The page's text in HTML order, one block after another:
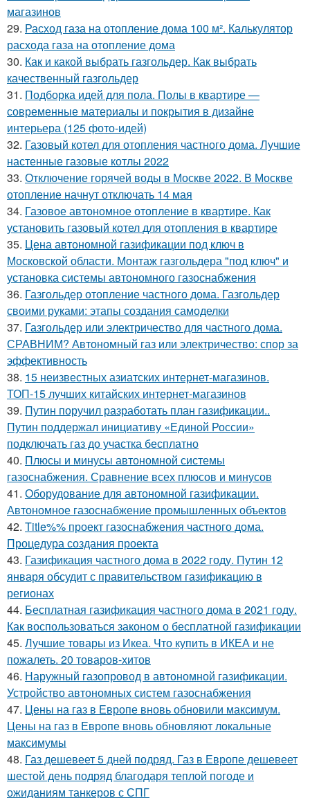
магазинов
29. Расход газа на отопление дома 100 м². Калькулятор
расхода газа на отопление дома
30. Как и какой выбрать газгольдер. Как выбрать
качественный газгольдер
31. Подборка идей для пола. Полы в квартире —
современные материалы и покрытия в дизайне
интерьера (125 фото-идей)
32. Газовый котел для отопления частного дома. Лучшие
настенные газовые котлы 2022
33. Отключение горячей воды в Москве 2022. В Москве
отопление начнут отключать 14 мая
34. Газовое автономное отопление в квартире. Как
установить газовый котел для отопления в квартире
35. Цена автономной газификации под ключ в
Московской области. Монтаж газгольдера "под ключ" и
установка системы автономного газоснабжения
36. Газгольдер отопление частного дома. Газгольдер
своими руками: этапы создания самоделки
37. Газгольдер или электричество для частного дома.
СРАВНИМ? Автономный газ или электричество: спор за
эффективность
38. 15 неизвестных азиатских интернет-магазинов.
ТОП-15 лучших китайских интернет-магазинов
39. Путин поручил разработать план газификации..
Путин поддержал инициативу «Единой России»
подключать газ до участка бесплатно
40. Плюсы и минусы автономной системы
газоснабжения. Сравнение всех плюсов и минусов
41. Оборудование для автономной газификации.
Автономное газоснабжение промышленных объектов
42. Title%% проект газоснабжения частного дома.
Процедура создания проекта
43. Газификация частного дома в 2022 году. Путин 12
января обсудит с правительством газификацию в
регионах
44. Бесплатная газификация частного дома в 2021 году.
Как воспользоваться законом о бесплатной газификации
45. Лучшие товары из Икеа. Что купить в ИКЕА и не
пожалеть. 20 товаров-хитов
46. Наружный газопровод в автономной газификации.
Устройство автономных систем газоснабжения
47. Цены на газ в Европе вновь обновили максимум.
Цены на газ в Европе вновь обновляют локальные
максимумы
48. Газ дешевеет 5 дней подряд. Газ в Европе дешевеет
шестой день подряд благодаря теплой погоде и
ожиданиям танкеров с СПГ